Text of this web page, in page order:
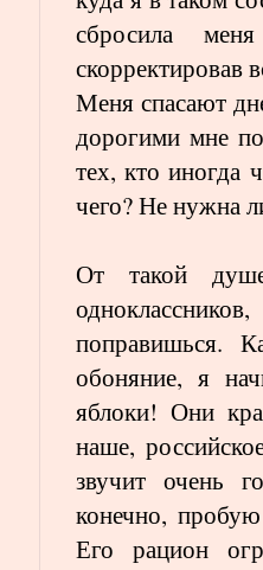
сбросила
скорректировав
Меня спасают
дорогими мне
тех, кто иногда
чего? Не нужна
От такой
поправишься.
обоняние, я
яблоки! Они
наше,
звучит очень
конечно,
Его рацион